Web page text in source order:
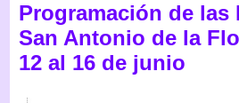
Programación de las
San Antonio de la
12 al 16 de junio